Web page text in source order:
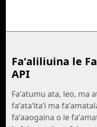
Faʻaliliuina le
API
Faʻatumu ata, leo, ma
faʻataʻitaʻi ma
faʻaaogaina o le